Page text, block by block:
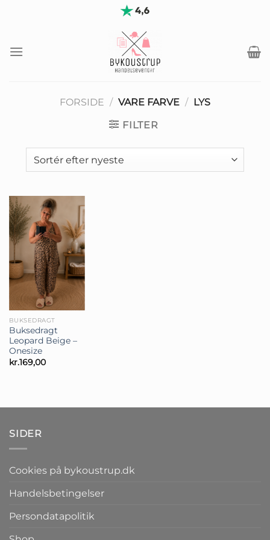
FORSIDE / VARE FARVE / LYS
FILTER
BUKSEDRAGT
Buksedragt
Leopard Beige –
Onesize
kr.169,00
SIDER
Cookies på bykoustrup.dk
Handelsbetingelser
Persondatapolitik